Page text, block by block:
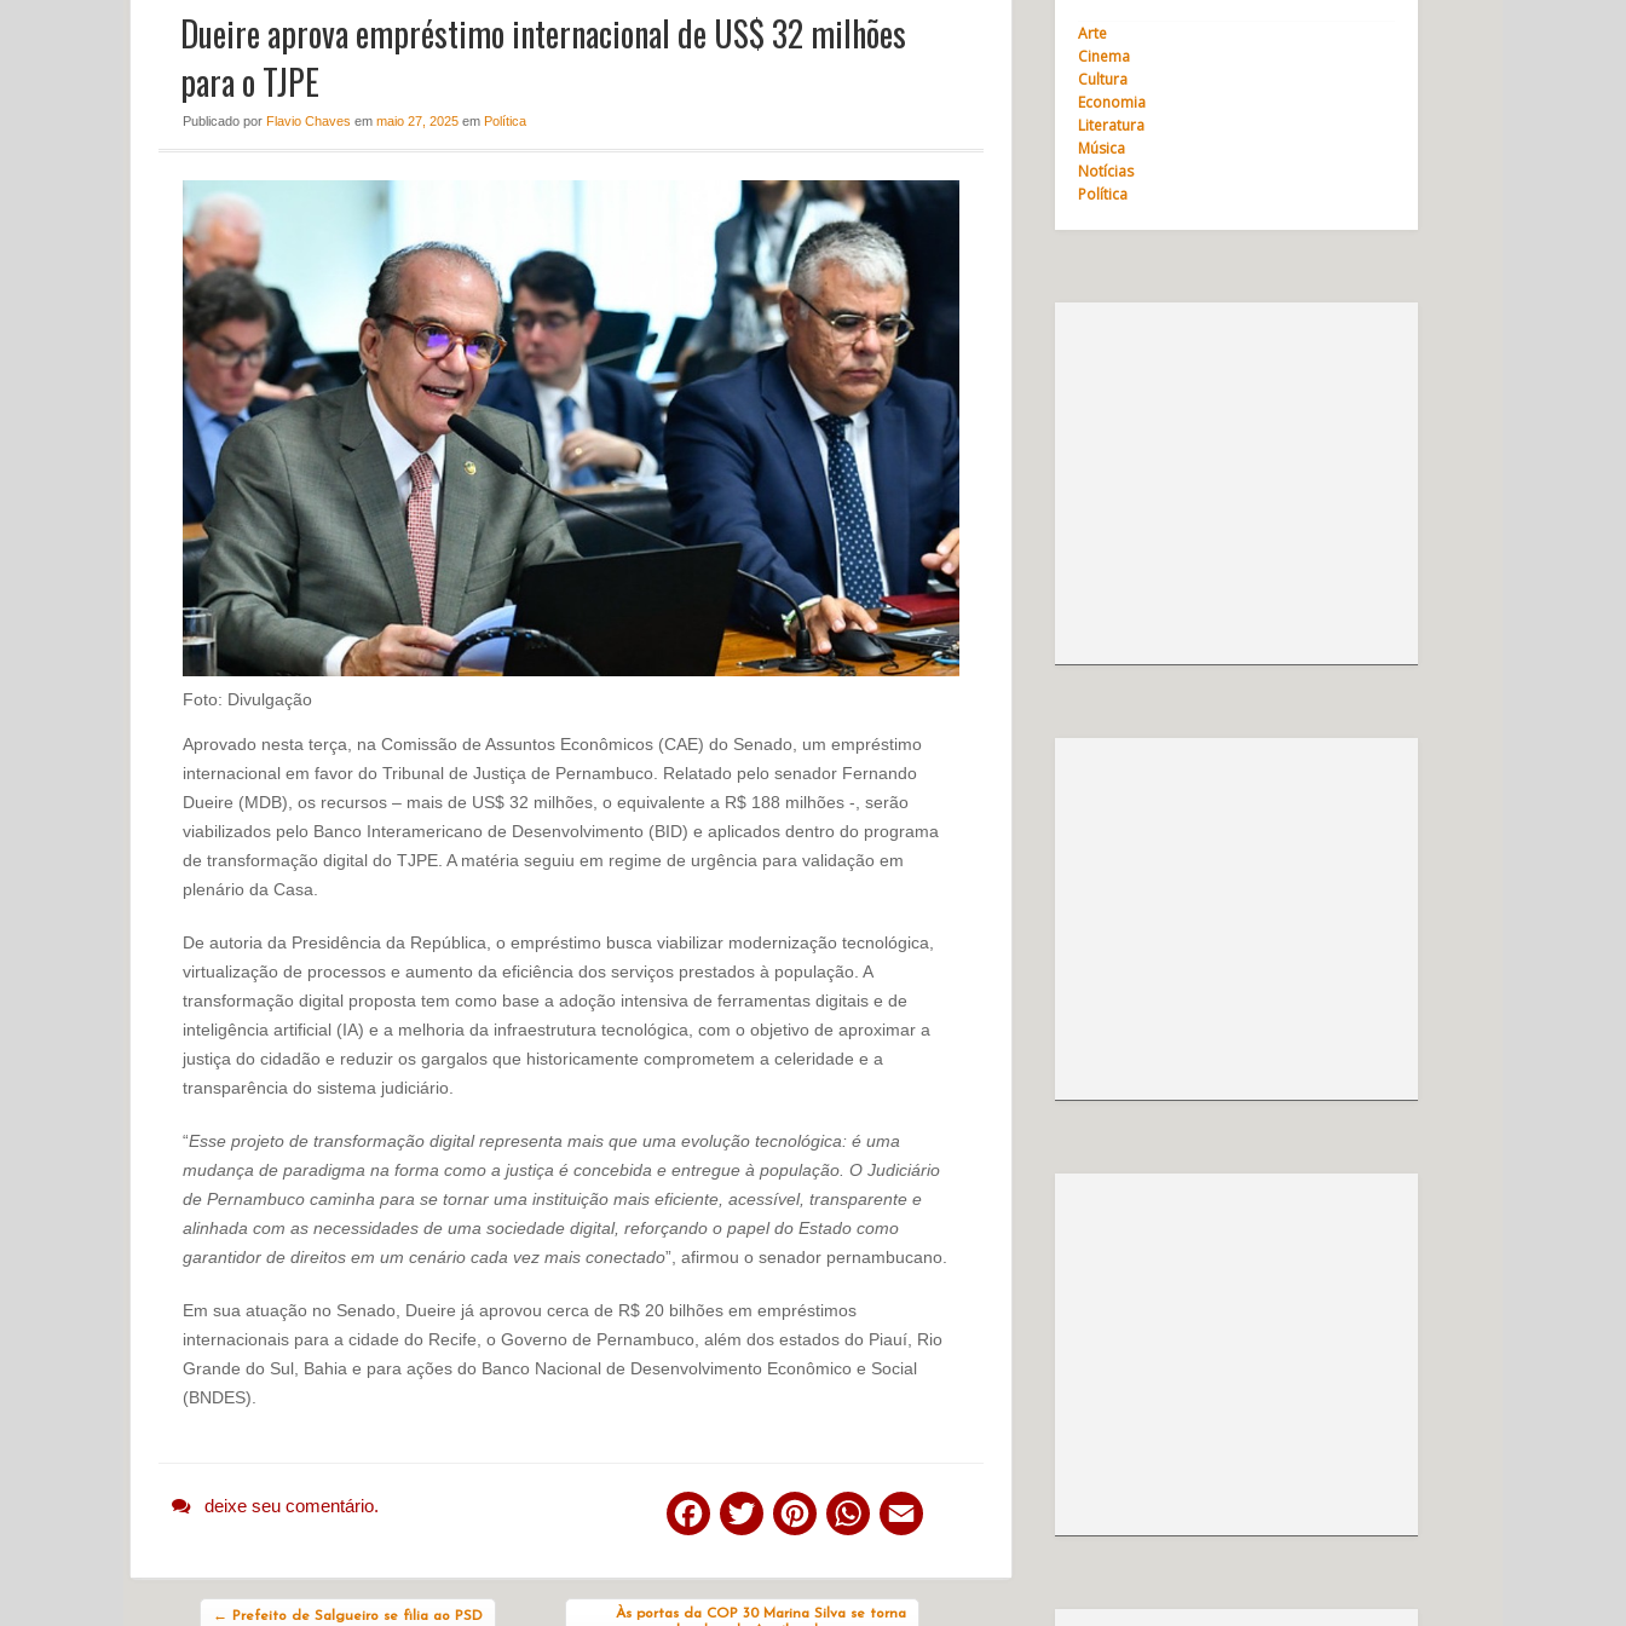
Dueire aprova empréstimo internacional de US$ 32 milhões
para o TJPE
Publicado por Flavio Chaves em maio 27, 2025em Política
Foto: Divulgação
Aprovado nesta terça, na Comissão de Assuntos Econômicos (CAE) do Senado, um empréstimo
internacional em favor do Tribunal de Justiça de Pernambuco. Relatado pelo senador Fernando
Dueire (MDB), os recursos – mais de US$ 32 milhões, o equivalente a R$ 188 milhões -, serão
viabilizados pelo Banco Interamericano de Desenvolvimento (BID) e aplicados dentro do programa
de transformação digital do TJPE. A matéria seguiu em regime de urgência para validação em
plenário da Casa.
De autoria da Presidência da República, o empréstimo busca viabilizar modernização tecnológica,
virtualização de processos e aumento da eficiência dos serviços prestados à população. A
transformação digital proposta tem como base a adoção intensiva de ferramentas digitais e de
inteligência artificial (IA) e a melhoria da infraestrutura tecnológica, com o objetivo de aproximar a
justiça do cidadão e reduzir os gargalos que historicamente comprometem a celeridade e a
transparência do sistema judiciário.
“Esse projeto de transformação digital representa mais que uma evolução tecnológica: é uma
mudança de paradigma na forma como a justiça é concebida e entregue à população. O Judiciário
de Pernambuco caminha para se tornar uma instituição mais eficiente, acessível, transparente e
alinhada com as necessidades de uma sociedade digital, reforçando o papel do Estado como
garantidor de direitos em um cenário cada vez mais conectado”, afirmou o senador pernambucano.
Em sua atuação no Senado, Dueire já aprovou cerca de R$ 20 bilhões em empréstimos
internacionais para a cidade do Recife, o Governo de Pernambuco, além dos estados do Piauí, Rio
Grande do Sul, Bahia e para ações do Banco Nacional de Desenvolvimento Econômico e Social
(BNDES).
deixe seu comentário.
Facebook
Twitter PinterestWhatsApp
← Prefeito de Salgueiro se filia ao PSD
Às portas da COP 30 Marina Silva se torna
Arte
Cinema
Cultura
Economia
Literatura
Música
Notícias
Política